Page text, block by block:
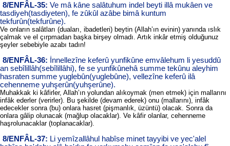
8/ENFÂL-35: Ve mâ kâne salâtuhum indel beyti illâ mukâen ve
tasdiyeh(tasdiyeten), fe zûkûl azâbe bimâ kuntum
tekfurûn(tekfurûne).
Ve onların salâtları (duaları, ibadetleri) beytin (Allah’ın evinin) yanında ıslık
çalmak ve el çırpmadan başka birşey olmadı. Artık inkâr etmiş olduğunuz
şeyler sebebiyle azabı tadın!
8/ENFÂL-36: İnnellezîne keferû yunfikûne emvâlehum li yesuddû
an sebîlillâh(sebîlillâhi), fe se yunfikûnehâ summe tekûnu aleyhim
hasraten summe yuglebûn(yuglebûne), vellezîne keferû ilâ
cehenneme yuhşerûn(yuhşerûne).
Muhakkak ki kâfirler, Allah’ın yolundan alıkoymak (men etmek) için mallarını
infâk ederler (verirler). Bu şekilde (devam ederek) onu (mallarını), infâk
edecekler sonra (bu) onlara hasret (pişmanlık, üzüntü) olacak. Sonra da
onlara gâlip olunacak (mağlup olacaklar). Ve kâfir olanlar, cehenneme
haşrolunacaklar (toplanacaklar).
8/ENFÂL-37: Li yemîzallâhul habîse minet tayyibi ve yec'alel